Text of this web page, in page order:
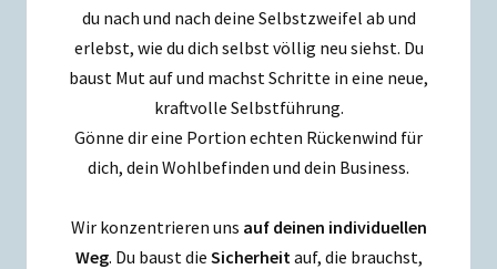
du nach und nach deine Selbstzweifel ab und
erlebst, wie du dich selbst völlig neu siehst. Du
baust Mut auf und machst Schritte in eine neue,
kraftvolle Selbstführung.
Gönne dir eine Portion echten Rückenwind für
dich, dein Wohlbefinden und dein Business.
Wir konzentrieren uns auf deinen individuellen
Weg. Du baust die Sicherheit auf, die brauchst,